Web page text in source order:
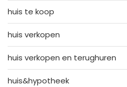
huis te koop
huis verkopen
huis verkopen en terughuren
huis&hypotheek